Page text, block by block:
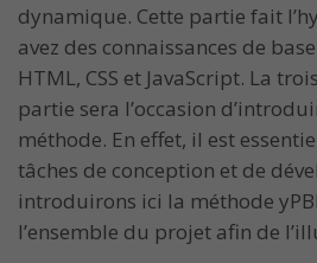
dynamique. Cette partie fait
avez des connaissances de
HTML, CSS et JavaScript. La
partie sera l’occasion
méthode. En effet, il est
tâches de conception et de
introduirons ici la méthode
l’ensemble du projet afin de